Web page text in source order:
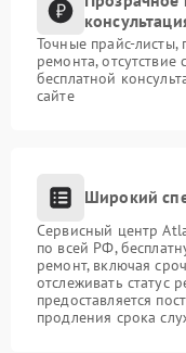
Точные прайс-листы,
ремонта,
бесплатной
сайте
Широкий
Сервисный центр
по всей РФ,
ремонт, включая
отслеживать статус
предоставляется
продления срока